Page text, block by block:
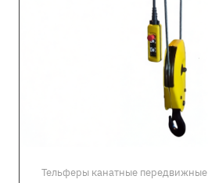
Тельферы канатные передвижные